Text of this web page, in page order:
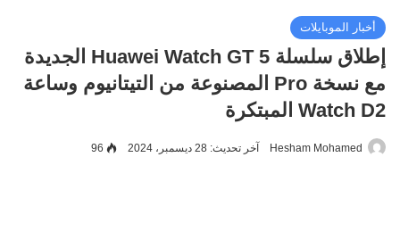
أخبار الموبايلات
إطلاق سلسلة Huawei Watch GT 5 الجديدة
مع نسخة Pro المصنوعة من التيتانيوم وساعة
Watch D2 المبتكرة
Hesham Mohamed آخر تحديث: 28 ديسمبر، 2024 96